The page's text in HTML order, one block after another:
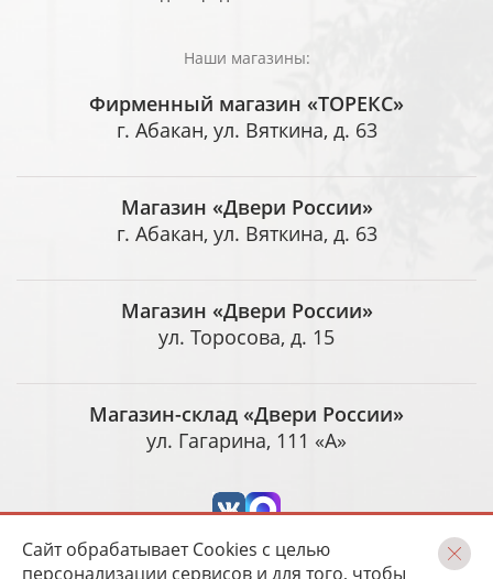
Сайт обрабатывает Cookies с целью
персонализации сервисов и для того, чтобы
Наши магазины:
Фирменный магазин «ТОРЕКС»
г. Абакан, ул. Вяткина, д. 63
Магазин «Двери России»
г. Абакан, ул. Вяткина, д. 63
Магазин «Двери России»
ул. Торосова, д. 15
Магазин-склад «Двери России»
ул. Гагарина, 111 «А»